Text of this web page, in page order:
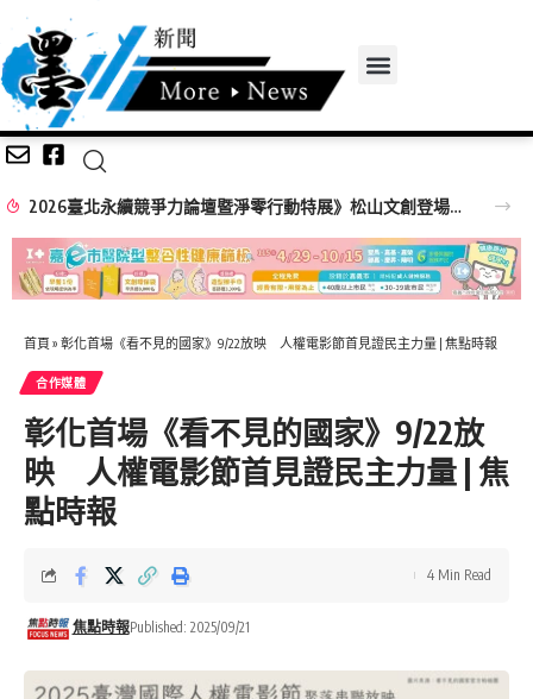
2026臺北永續競爭力論壇暨淨零行動特展》松山文創登場！ 企業、市民化身淨零英雄，成就臺北永續未來
首頁 » 彰化首場《看不見的國家》9/22放映 人權電影節首見證民主力量 | 焦點時報
合作媒體
彰化首場《看不見的國家》9/22放
映 人權電影節首見證民主力量 | 焦
點時報
焦點時報Published: 2025/09/21
4 Min Read